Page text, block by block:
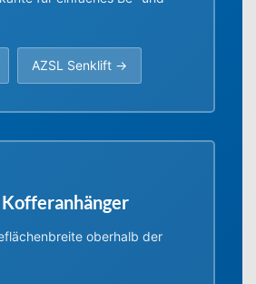
AZSL Senklift →
oberhalb der